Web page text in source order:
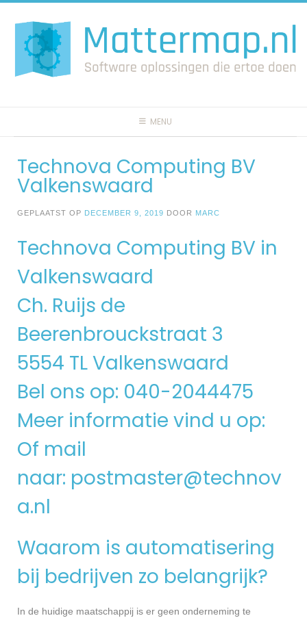
naar
inhoud
MENU
Technova Computing BV
Valkenswaard
GEPLAATST OP DECEMBER 9, 2019 DOOR MARC
Technova Computing BV in
Valkenswaard
Ch. Ruijs de
Beerenbrouckstraat 3
5554 TL Valkenswaard
Bel ons op: 040-2044475
Meer informatie vind u op:
Of mail
naar: postmaster@technov
a.nl
Waarom is automatisering
bij bedrijven zo belangrijk?
In de huidige maatschappij is er geen onderneming te